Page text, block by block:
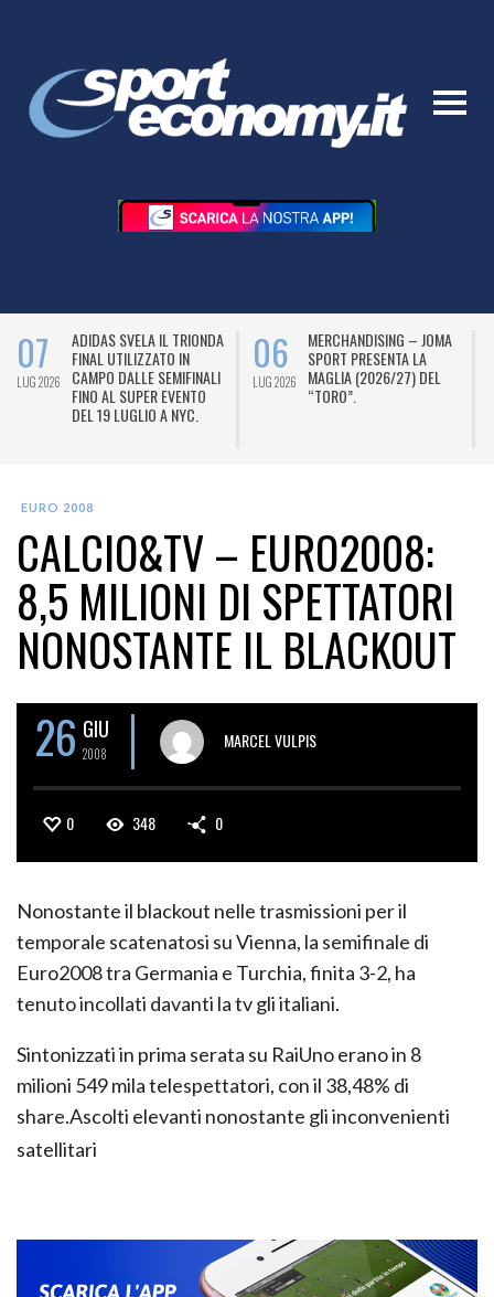
07
LUG 2026
ADIDAS SVELA IL TRIONDA
FINAL UTILIZZATO IN
CAMPO DALLE SEMIFINALI
FINO AL SUPER EVENTO
DEL 19 LUGLIO A NYC.
06
LUG 2026
MERCHANDISING – JOMA
SPORT PRESENTA LA
MAGLIA (2026/27) DEL
“TORO”.
EURO 2008
CALCIO&TV – EURO2008:
8,5 MILIONI DI SPETTATORI
NONOSTANTE IL BLACKOUT
26 GIU
2008
MARCEL VULPIS
0 348 0
Nonostante il blackout nelle trasmissioni per il
temporale scatenatosi su Vienna, la semifinale di
Euro2008 tra Germania e Turchia, finita 3-2, ha
tenuto incollati davanti la tv gli italiani.
Sintonizzati in prima serata su RaiUno erano in 8
milioni 549 mila telespettatori, con il 38,48% di
share.Ascolti elevanti nonostante gli inconvenienti
satellitari